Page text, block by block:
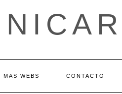
MAS WEBS CONTACTO